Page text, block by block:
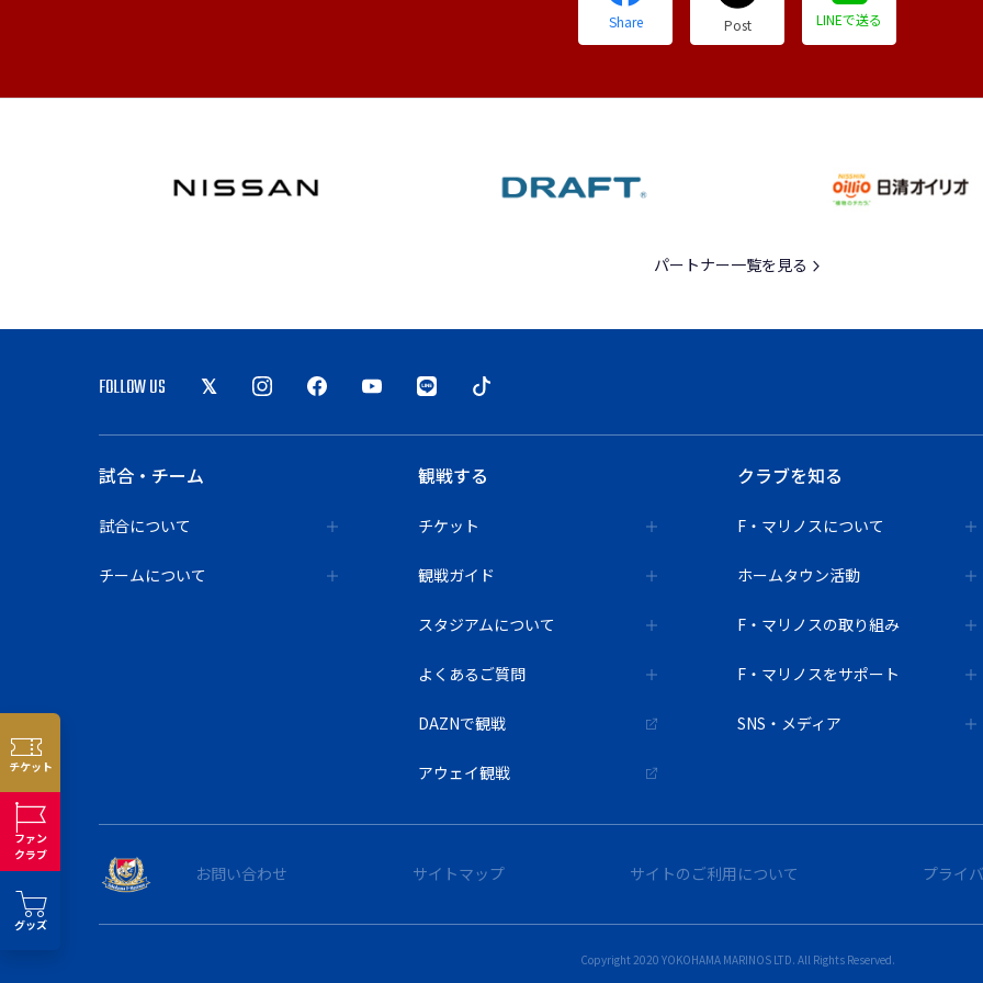
チケット
ファン
クラブ
グッズ
Share Post LINEで送る
パートナー一覧を見る
FOLLOW US
試合・チーム
試合について
チームについて
観戦する
チケット
観戦ガイド
スタジアムについて
よくあるご質問
DAZNで観戦
アウェイ観戦
クラブを知る
F・マリノスについて
ホームタウン活動
F・マリノスの取り組み
F・マリノスをサポート
SNS・メディア
お問い合わせ サイトマップ サイトのご利用について プライ
Copyright 2020 YOKOHAMA MARINOS LTD. All Rights Reserved.